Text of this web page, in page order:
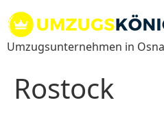
Inhalt
springen
Umzugsunternehmen in
Rostock